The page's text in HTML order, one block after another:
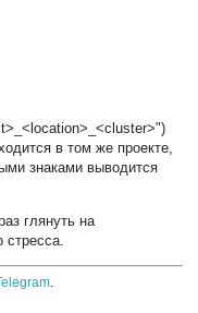
в том же проекте,
знаками выводится
глянуть на
.